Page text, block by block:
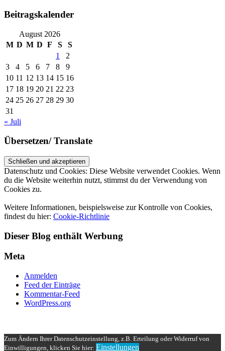
Beitragskalender
August 2026
M D M D F S
S
1
2
3
4 5 6 7 8
9
10 11 12 13 14 15 16
17 18 19 20 21 22 23
24 25 26 27 28 29 30
31
« Juli
Übersetzen/ Translate
Datenschutz und Cookies: Diese Website verwendet Cookies. Wenn
du die Website weiterhin nutzt, stimmst du der Verwendung von
Cookies zu.
Weitere Informationen, beispielsweise zur Kontrolle von Cookies,
findest du hier: Cookie-Richtlinie
Dieser Blog enthält Werbung
Meta
Anmelden
Feed der Einträge
Kommentar-Feed
WordPress.org
Zum Ändern Ihrer Datenschutzeinstellung, z.B. Erteilung oder Widerruf von
Einwilligungen, klicken Sie hier: Einstellungen